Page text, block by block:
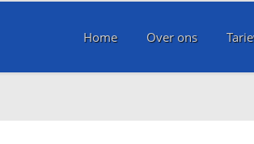
Home Over ons